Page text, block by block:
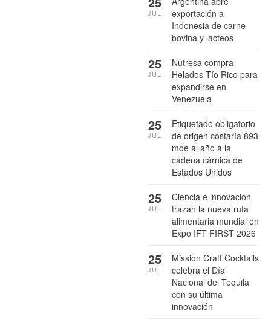
exportación a
Indonesia de carne
bovina y lácteos
JUL
Nutresa compra
Helados Tío Rico para
expandirse en
Venezuela
25
JUL
Etiquetado obligatorio
de origen costaría 893
mde al año a la
cadena cárnica de
Estados Unidos
25
JUL
Ciencia e innovación
trazan la nueva ruta
alimentaria mundial en
Expo IFT FIRST 2026
25
JUL
Mission Craft Cocktails
celebra el Día
Nacional del Tequila
con su última
innovación
25
JUL